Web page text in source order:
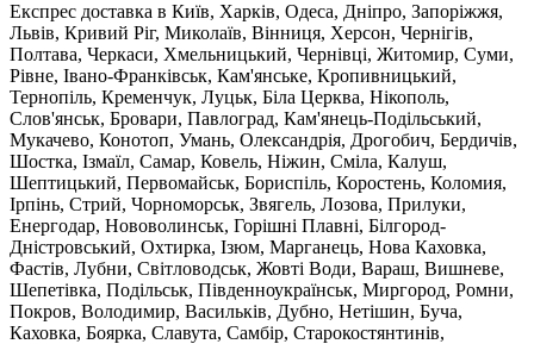
Експрес доставка в Київ, Харків, Одеса, Дніпро, Запоріжжя,
Львів, Кривий Ріг, Миколаїв, Вінниця, Херсон, Чернігів,
Полтава, Черкаси, Хмельницький, Чернівці, Житомир, Суми,
Рівне, Івано-Франківськ, Кам'янське, Кропивницький,
Тернопіль, Кременчук, Луцьк, Біла Церква, Нікополь,
Слов'янськ, Бровари, Павлоград, Кам'янець-Подільський,
Мукачево, Конотоп, Умань, Олександрія, Дрогобич, Бердичів,
Шостка, Ізмаїл, Самар, Ковель, Ніжин, Сміла, Калуш,
Шептицький, Первомайськ, Бориспіль, Коростень, Коломия,
Ірпінь, Стрий, Чорноморськ, Звягель, Лозова, Прилуки,
Енергодар, Нововолинськ, Горішні Плавні, Білгород-
Дністровський, Охтирка, Ізюм, Марганець, Нова Каховка,
Фастів, Лубни, Світловодськ, Жовті Води, Вараш, Вишневе,
Шепетівка, Подільськ, Південноукраїнськ, Миргород, Ромни,
Покров, Володимир, Васильків, Дубно, Нетішин, Буча,
Каховка, Боярка, Славута, Самбір, Старокостянтинів,